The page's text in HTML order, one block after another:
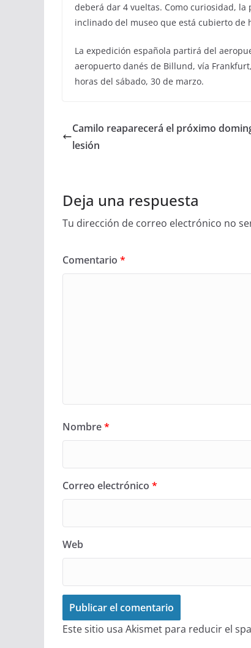
deberá dar 4 vueltas. Como curiosidad,
inclinado del museo que está cubierto de
La expedición española partirá del
aeropuerto danés de Billund, vía
horas del sábado, 30 de marzo.
Camilo reaparecerá el próximo
lesión
Deja una respuesta
Tu dirección de correo electrónico no
Comentario *
Nombre*
Correo electrónico *
Web
Este sitio usa Akismet para reducir el